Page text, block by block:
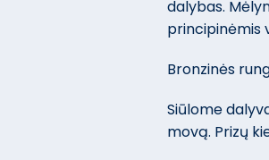
dalybas.
principinėmis
Bronzinės
Siūlome
movą. Prizų